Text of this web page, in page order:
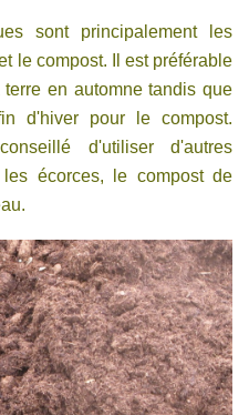
sont principalement les
le compost. Il est préférable
en automne tandis que
d'hiver pour le compost.
d'utiliser d'autres
écorces, le compost de